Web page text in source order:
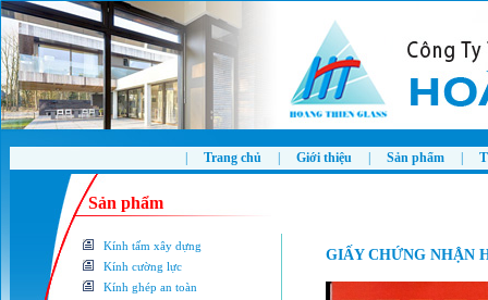
Trang chủ| Giới thiệu| Sản phẩm|
Sản phẩm
Kính tấm xây dựng
Kính cường lực
Kính ghép an toàn
GIẤY CHỨNG NHẬN